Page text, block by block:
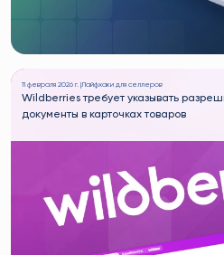
11 февраля 2026 г. |Лайфхаки для селлеров
Wildberries требует указывать
документы в карточках товаров